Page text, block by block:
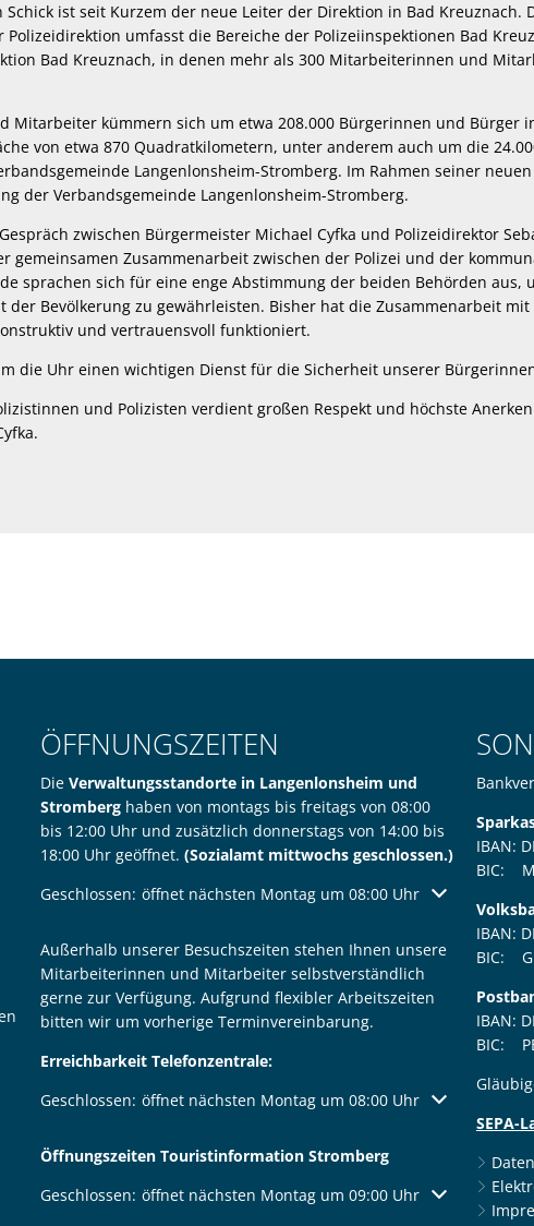
Schick ist seit Kurzem der neue Leiter der Direktion in Bad Kreuznach.
umfasst die Bereiche der Polizeiinspektionen Bad
Bad Kreuznach, in denen mehr als 300 Mitarbeiterinnen und
Mitarbeiter kümmern sich um etwa 208.000 Bürgerinnen und Bürger
von etwa 870 Quadratkilometern, unter anderem auch um die
Langenlonsheim-Stromberg. Im Rahmen seiner
der Verbandsgemeinde Langenlonsheim-Stromberg.
zwischen Bürgermeister Michael Cyfka und Polizeidirektor
gemeinsamen Zusammenarbeit zwischen der Polizei und der
sprachen sich für eine enge Abstimmung der beiden Behörden aus,
der Bevölkerung zu gewährleisten. Bisher hat die Zusammenarbeit mit
und vertrauensvoll funktioniert.
die Uhr einen wichtigen Dienst für die Sicherheit unserer
und Polizisten verdient großen Respekt und höchste
ÖFFNUNGSZEITEN
Die Verwaltungsstandorte in Langenlonsheim und
Stromberg haben von montags bis freitags von 08:00
bis 12:00 Uhr und zusätzlich donnerstags von 14:00 bis
18:00 Uhr geöffnet. (Sozialamt mittwochs geschlossen.)
Klicken, um weitere Öffnungs- oder Schließzeiten auszublenden
Geschlossen: öffnet nächsten Montag um 08:00 Uhr
Außerhalb unserer Besuchszeiten stehen Ihnen unsere
Mitarbeiterinnen und Mitarbeiter selbstverständlich
gerne zur Verfügung. Aufgrund flexibler Arbeitszeiten
bitten wir um vorherige Terminvereinbarung.
Erreichbarkeit Telefonzentrale:
Klicken, um weitere Öffnungs- oder Schließzeiten auszublenden
Geschlossen: öffnet nächsten Montag um 08:00 Uhr
Öffnungszeiten Touristinformation Stromberg
Klicken, um weitere Öffnungs- oder Schließzeiten auszublenden
Geschlossen: öffnet nächsten Montag um 09:00 Uhr
IBAN:
BIC:
IBAN:
BIC:
IBAN:
BIC:
SEPA-